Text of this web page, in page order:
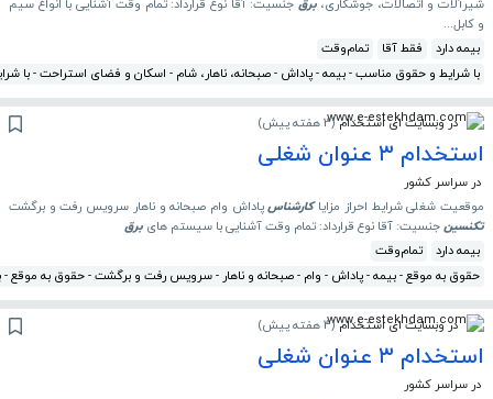
شیرآلات و اتصالات، جوشکاری،برق جنسیت: آقا نوع قرارداد: تمام وقت آشنایی با انواع سیم
و کابل...
بیمه دارد
فقط آقا
تمام‌وقت
با شرایط و حقوق مناسب - بیمه - پاداش - صبحانه، ناهار، شام - اسکان و فضای استراحت - با
در وبسایت ای استخدام(3 هفته پیش )
استخدام ۳ عنوان شغلی
در سراسر کشور
موقعیت شغلی شرایط احراز مزایاکارشناسپاداش وام صبحانه و ناهار سرویس رفت و برگشت
تکنسینجنسیت: آقا نوع قرارداد: تمام وقت آشنایی با سیستم های برق
بیمه دارد
تمام‌وقت
حقوق به موقع - بیمه - پاداش - وام - صبحانه و ناهار - سرویس رفت و برگشت - حقوق به موقع
در وبسایت ای استخدام(4 هفته پیش )
استخدام ۳ عنوان شغلی
در سراسر کشور